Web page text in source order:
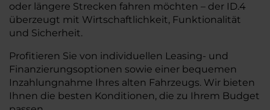
oder längere Strecken fahren möchten – der ID.4
überzeugt mit Wirtschaftlichkeit, Funktionalität
und Sicherheit.
Profitieren Sie von individuellen Leasing- und
Finanzierungsoptionen sowie einer bequemen
Inzahlungnahme Ihres alten Fahrzeugs. Wir bieten
Ihnen die besten Konditionen, die zu Ihrem Budget